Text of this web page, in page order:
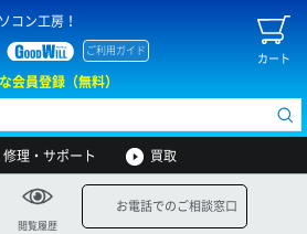
コン工房！
カート
ご利用ガイド
会員登録（無料）
修理・サポート 買取
閲覧履歴
お電話でのご相談窓口